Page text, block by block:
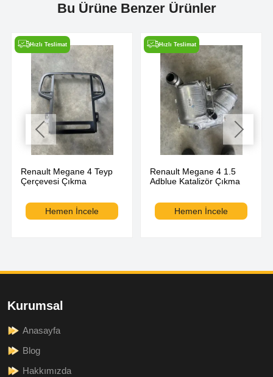
Bu Ürüne Benzer Ürünler
Hızlı Teslimat
Renault Megane 4 Teyp
Çerçevesi Çıkma
Hemen İncele
Hızlı Teslimat
Renault Megane 4 1.5
Adblue Katalizör Çıkma
Hemen İncele
Kurumsal
Anasayfa
Blog
Hakkımızda